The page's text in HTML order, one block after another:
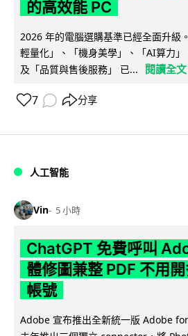
的高效能 PC
2026 年的電腦選購基準已經全面升級
輕量化」、「機身美學」、「AI算力
及「品質與售後服務」 已...
閱讀全文
7 分享
人工智能
Vin 5 小時
ChatGPT 免費呼叫
體修圖兼整 PDF 不用
帳號
Adobe 宣布推出全新統一版 Adobe